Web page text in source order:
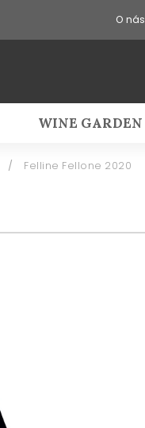
O nás
WINE GARDEN
/ Felline Fellone 2020